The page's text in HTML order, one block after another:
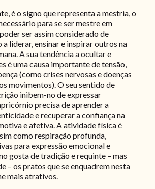
é o signo que representa a mestria, o
para se ser mestre em
ser assim considerado de
a liderar, ensinar e inspirar outros na
A sua tendência a ocultar e
é uma causa importante de tensão,
(como crises nervosas e doenças
movimentos). O seu sentido de
inibem-no de expressar
precisa de aprender a
e recuperar a confiança na
e afetiva. A atividade física é
como respiração profunda,
para expressão emocional e
gosta de tradição e requinte – mas
– os pratos que se enquadrem nesta
mais atrativos.